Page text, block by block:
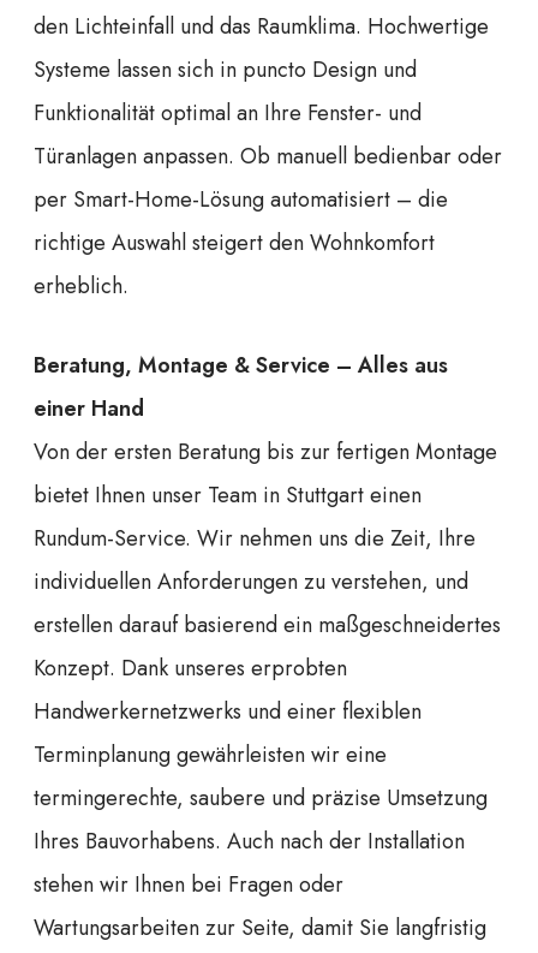
den Lichteinfall und das Raumklima. Hochwertige
Systeme lassen sich in puncto Design und
Funktionalität optimal an Ihre Fenster- und
Türanlagen anpassen. Ob manuell bedienbar oder
per Smart-Home-Lösung automatisiert – die
richtige Auswahl steigert den Wohnkomfort
erheblich.
Beratung, Montage & Service – Alles aus
einer Hand
Von der ersten Beratung bis zur fertigen Montage
bietet Ihnen unser Team in Stuttgart einen
Rundum-Service. Wir nehmen uns die Zeit, Ihre
individuellen Anforderungen zu verstehen, und
erstellen darauf basierend ein maßgeschneidertes
Konzept. Dank unseres erprobten
Handwerkernetzwerks und einer flexiblen
Terminplanung gewährleisten wir eine
termingerechte, saubere und präzise Umsetzung
Ihres Bauvorhabens. Auch nach der Installation
stehen wir Ihnen bei Fragen oder
Wartungsarbeiten zur Seite, damit Sie langfristig